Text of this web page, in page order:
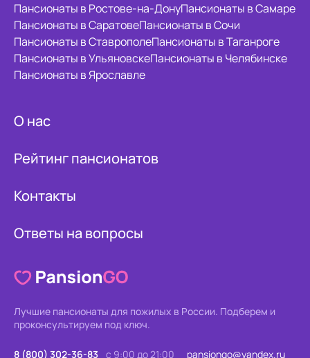
Пансионаты в Ростове-на-ДонуПансионаты в Самаре
Пансионаты в СаратовеПансионаты в Сочи
Пансионаты в СтаврополеПансионаты в Таганроге
Пансионаты в УльяновскеПансионаты в Челябинске
Пансионаты в Ярославле
О нас
Рейтинг пансионатов
Контакты
Ответы на вопросы
Лучшие пансионаты для пожилых в России. Подберем и
проконсультируем под ключ.
8 (800) 302-36-83 с 9:00 до 21:00 pansiongo@yandex.ru